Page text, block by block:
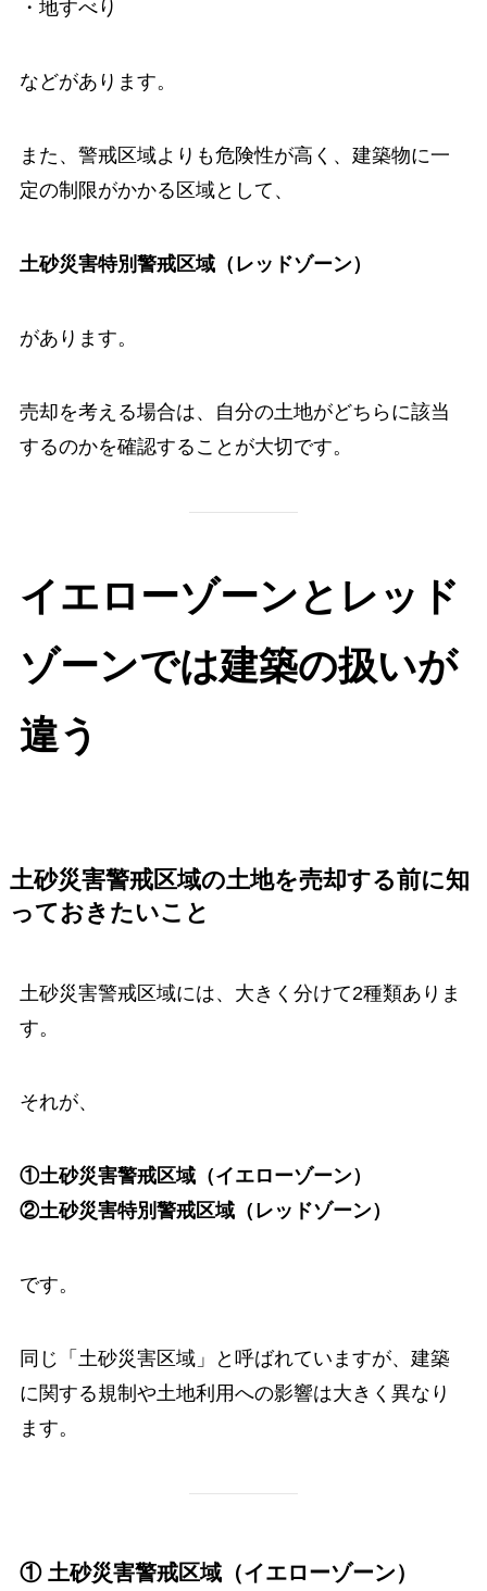
・地すべり
などがあります。
また、警戒区域よりも危険性が高く、建築物に一
定の制限がかかる区域として、
土砂災害特別警戒区域（レッドゾーン）
があります。
売却を考える場合は、自分の土地がどちらに該当
するのかを確認することが大切です。
イエローゾーンとレッド
ゾーンでは建築の扱いが
違う
土砂災害警戒区域の土地を売却する前に知
っておきたいこと
土砂災害警戒区域には、大きく分けて2種類ありま
す。
それが、
①土砂災害警戒区域（イエローゾーン）
②土砂災害特別警戒区域（レッドゾーン）
です。
同じ「土砂災害区域」と呼ばれていますが、建築
に関する規制や土地利用への影響は大きく異なり
ます。
① 土砂災害警戒区域（イエローゾーン）